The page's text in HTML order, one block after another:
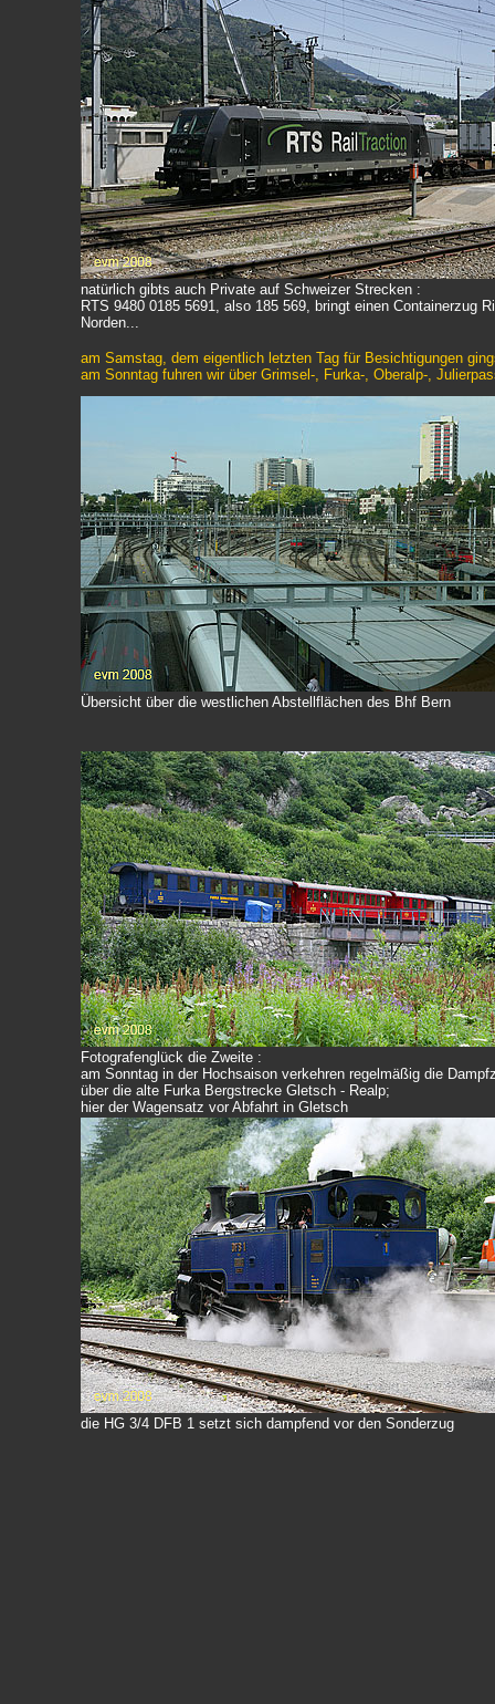
natürlich gibts auch Private auf Schweizer Strecken :
RTS 9480 0185 5691, also 185 569, bringt einen Containerzug Ri
Norden...
am Samstag, dem eigentlich letzten Tag für Besichtigungen
am Sonntag fuhren wir über Grimsel-, Furka-, Oberalp-,
Übersicht über die westlichen Abstellflächen des Bhf Bern
Fotografenglück die Zweite :
am Sonntag in der Hochsaison verkehren regelmäßig die
über die alte Furka Bergstrecke Gletsch - Realp;
hier der Wagensatz vor Abfahrt in Gletsch
die HG 3/4 DFB 1 setzt sich dampfend vor den Sonderzug